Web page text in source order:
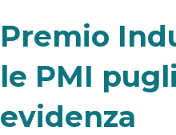
Premio
le PMI
evidenza